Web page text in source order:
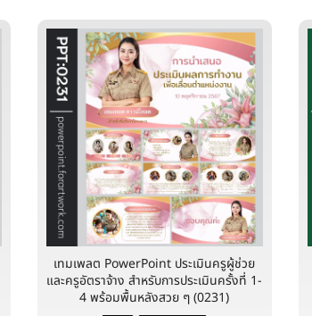
เทมเพลต PowerPoint ประเมินครูผู้ช่วย
และครูอัตราจ้าง สำหรับการประเมินครั้งที่ 1-
4 พร้อมพื้นหลังสวย ๆ (0231)